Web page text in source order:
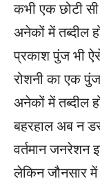
कभी एक छोटी
अनेकों में तब्दील
प्रकाश पुंज भी
रोशनी का एक
अनेकों में तब्दील
बहरहाल अब न
वर्तमान जनरेशन
लेकिन जौनसार में